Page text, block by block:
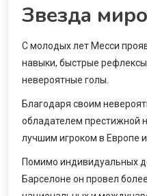
Звезда
С молодых лет Месси
навыки, быстрые рефлексы
невероятные голы.
Благодаря своим
обладателем престижной
лучшим игроком в Европе
Помимо индивидуальных
Барселоне он провел